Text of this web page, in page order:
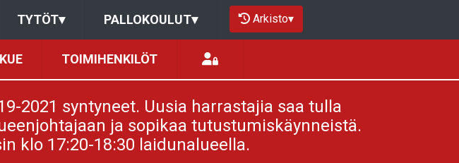
TYTÖT▾ PALLOKOULUT▾ Arkisto▾
TOIMIHENKILÖT
2021 syntyneet. Uusia harrastajia saa tulla
ja sopikaa tutustumiskäynneistä.
klo 17:20-18:30 laidunalueella.